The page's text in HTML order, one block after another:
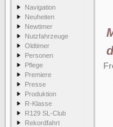
Navigation
Neuheiten
Newtimer
Nutzfahrzeuge
Oldtimer
Personen
Pflege
Premiere
Presse
Produktion
R-Klasse
R129 SL-Club
Rekordfahrt